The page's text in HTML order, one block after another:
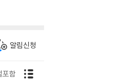
알림신청
포함